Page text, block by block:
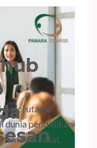
utama
dunia pendidikan
semakin ketat,